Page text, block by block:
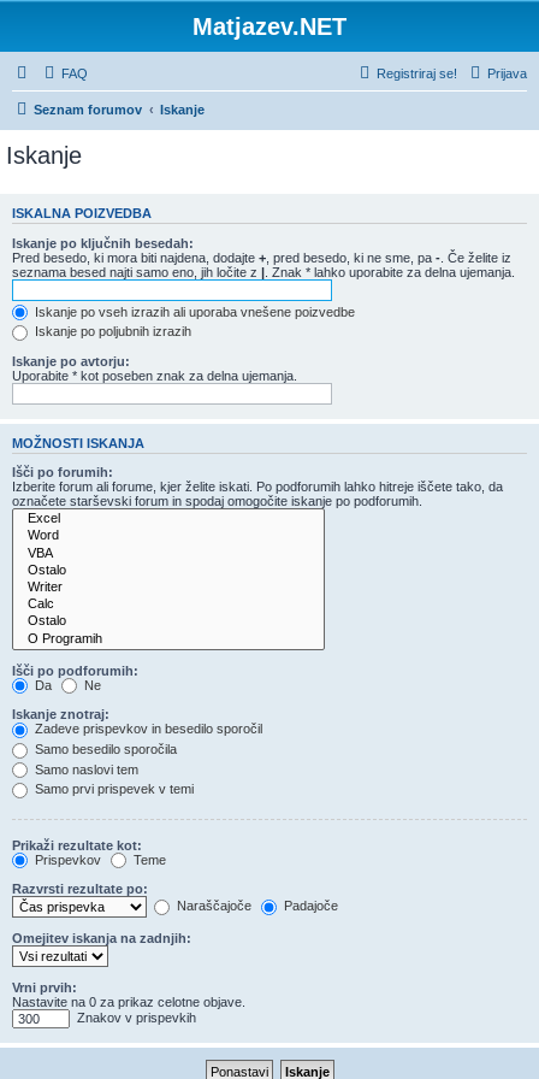
Matjazev.NET
FAQ Prijava
Registriraj se!
Seznam forumov Iskanje
Iskanje
ISKALNA POIZVEDBA
Iskanje po ključnih besedah:
Pred besedo, ki mora biti najdena, dodajte + , pred besedo, ki ne sme, pa - . Če želite iz
seznama besed najti samo eno, jih ločite z | . Znak * lahko uporabite za delna ujemanja.
Iskanje po vseh izrazih ali uporaba vnešene poizvedbe
Iskanje po poljubnih izrazih
Iskanje po avtorju:
Uporabite * kot poseben znak za delna ujemanja.
MOŽNOSTI ISKANJA
Išči po forumih:
Izberite forum ali forume, kjer želite iskati. Po podforumih lahko hitreje iščete tako, da
označete starševski forum in spodaj omogočite iskanje po podforumih.
Išči po podforumih:
Da
Ne
Iskanje znotraj:
Zadeve prispevkov in besedilo sporočil
Samo besedilo sporočila
Samo naslovi tem
Samo prvi prispevek v temi
Prikaži rezultate kot:
Prispevkov
Teme
Razvrsti rezultate po:
Naraščajoče
Padajoče
Omejitev iskanja na zadnjih:
Vrni prvih:
Nastavite na 0 za prikaz celotne objave.
Znakov v prispevkih